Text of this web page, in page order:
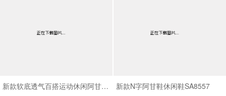
新款软底透气百搭运动休闲阿甘鞋SA2697 新款N字阿甘鞋休闲鞋SA8557